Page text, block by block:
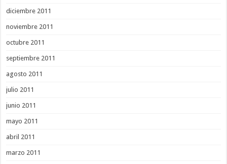
diciembre 2011
noviembre 2011
octubre 2011
septiembre 2011
agosto 2011
julio 2011
junio 2011
mayo 2011
abril 2011
marzo 2011